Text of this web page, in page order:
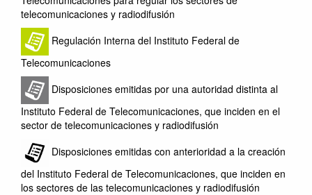
telecomunicaciones y radiodifusión
Regulación Interna del Instituto Federal de
Telecomunicaciones
Disposiciones emitidas por una autoridad distinta al
Instituto Federal de Telecomunicaciones, que inciden en el
sector de telecomunicaciones y radiodifusión
Disposiciones emitidas con anterioridad a la creación
del Instituto Federal de Telecomunicaciones, que inciden en
los sectores de las telecomunicaciones y radiodifusión